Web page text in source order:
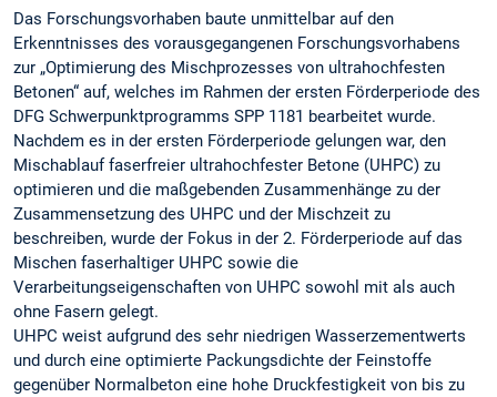
Das Forschungsvorhaben baute unmittelbar auf den
Erkenntnisses des vorausgegangenen Forschungsvorhabens
zur „Optimierung des Mischprozesses von ultrahochfesten
Betonen“ auf, welches im Rahmen der ersten Förderperiode des
DFG Schwerpunktprogramms SPP 1181 bearbeitet wurde.
Nachdem es in der ersten Förderperiode gelungen war, den
Mischablauf faserfreier ultrahochfester Betone (UHPC) zu
optimieren und die maßgebenden Zusammenhänge zu der
Zusammensetzung des UHPC und der Mischzeit zu
beschreiben, wurde der Fokus in der 2. Förderperiode auf das
Mischen faserhaltiger UHPC sowie die
Verarbeitungseigenschaften von UHPC sowohl mit als auch
ohne Fasern gelegt.
UHPC weist aufgrund des sehr niedrigen Wasserzementwerts
und durch eine optimierte Packungsdichte der Feinstoffe
gegenüber Normalbeton eine hohe Druckfestigkeit von bis zu